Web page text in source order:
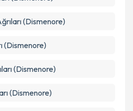
(Dismenore)
(Dismenore)
(Dismenore)
(Dismenore)